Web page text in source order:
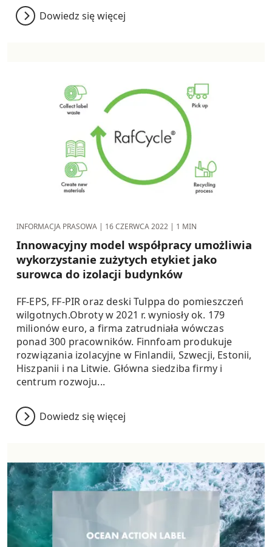
Dowiedz się więcej
INFORMACJA PRASOWA | 16 CZERWCA 2022 | 1 MIN
Innowacyjny model współpracy umożliwia
wykorzystanie zużytych etykiet jako
surowca do izolacji budynków
FF-EPS, FF-PIR oraz deski Tulppa do pomieszczeń
wilgotnych.Obroty w 2021 r. wyniosły ok. 179
milionów euro, a firma zatrudniała wówczas
ponad 300 pracowników. Finnfoam produkuje
rozwiązania izolacyjne w Finlandii, Szwecji, Estonii,
Hiszpanii i na Litwie. Główna siedziba firmy i
centrum rozwoju...
Dowiedz się więcej